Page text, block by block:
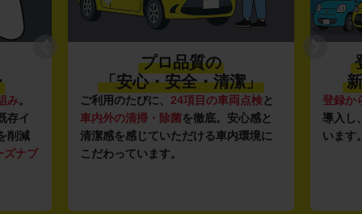
み。
存イ
削減
ズナブ
プロ品質の
「安心・安全・清潔」
ご利用のたびに、 24項目の車両点検と
車内外の清掃・除菌を徹底。安心感と
清潔感を感じていただける車内環境に
こだわっています。
登録か
導入し
います